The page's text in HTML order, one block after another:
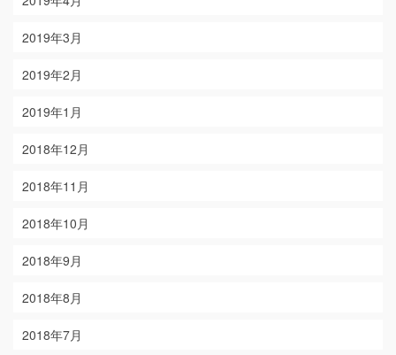
2019年3月
2019年2月
2019年1月
2018年12月
2018年11月
2018年10月
2018年9月
2018年8月
2018年7月